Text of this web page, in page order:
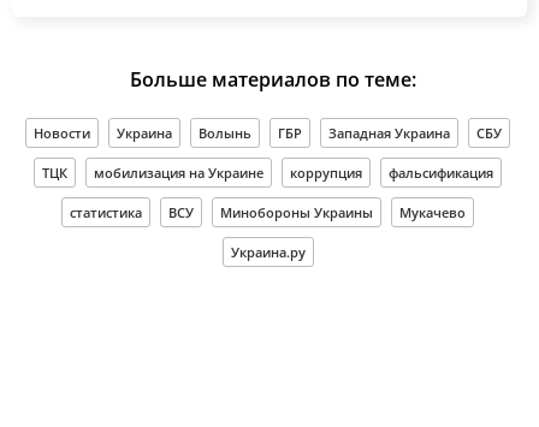
Больше материалов по теме:
Новости Украина Волынь ГБР Западная Украина СБУ
ТЦК мобилизация на Украине коррупция фальсификация
статистика ВСУ Минобороны Украины Мукачево
Украина.ру